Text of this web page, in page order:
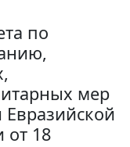
по
мер
Евразийской
от 18